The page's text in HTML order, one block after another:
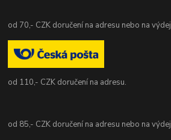
od 70,- CZK doručení na adresu nebo na
od 110,- CZK doručení na adresu.
od 85,- CZK doručení na adresu nebo na